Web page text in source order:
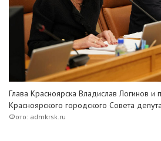
Глава Красноярска Владислав Логинов и
Красноярского городского Совета
Фото: admkrsk.ru